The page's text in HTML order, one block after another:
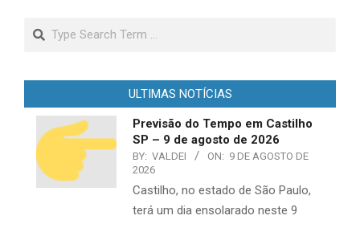
ULTIMAS NOTÍCIAS
Previsão do Tempo em Castilho
SP – 9 de agosto de 2026
BY: VALDEI ON: 9 DE AGOSTO DE
2026
Castilho, no estado de São Paulo,
terá um dia ensolarado neste 9